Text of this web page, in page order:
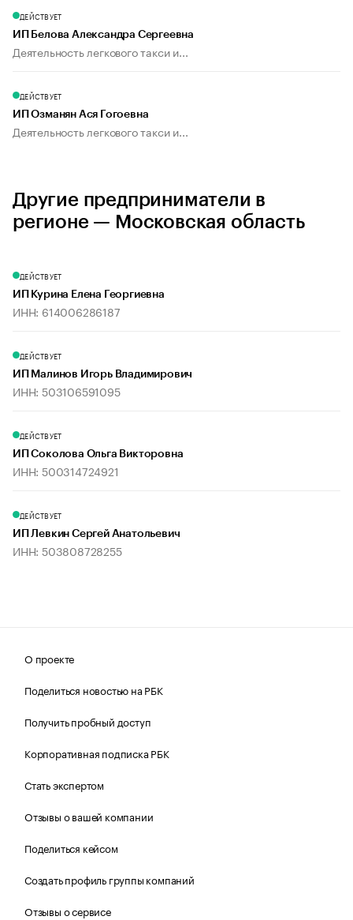
ДЕЙСТВУЕТ
ИП Белова Александра Сергеевна
Деятельность легкового такси и...
ДЕЙСТВУЕТ
ИП Озманян Ася Гогоевна
Деятельность легкового такси и...
Другие предприниматели в
регионе — Московская область
ДЕЙСТВУЕТ
ИП Курина Елена Георгиевна
ИНН: 614006286187
ДЕЙСТВУЕТ
ИП Малинов Игорь Владимирович
ИНН: 503106591095
ДЕЙСТВУЕТ
ИП Соколова Ольга Викторовна
ИНН: 500314724921
ДЕЙСТВУЕТ
ИП Левкин Сергей Анатольевич
ИНН: 503808728255
О проекте
Поделиться новостью на РБК
Получить пробный доступ
Корпоративная подписка РБК
Стать экспертом
Отзывы о вашей компании
Поделиться кейсом
Создать профиль группы компаний
Отзывы о сервисе